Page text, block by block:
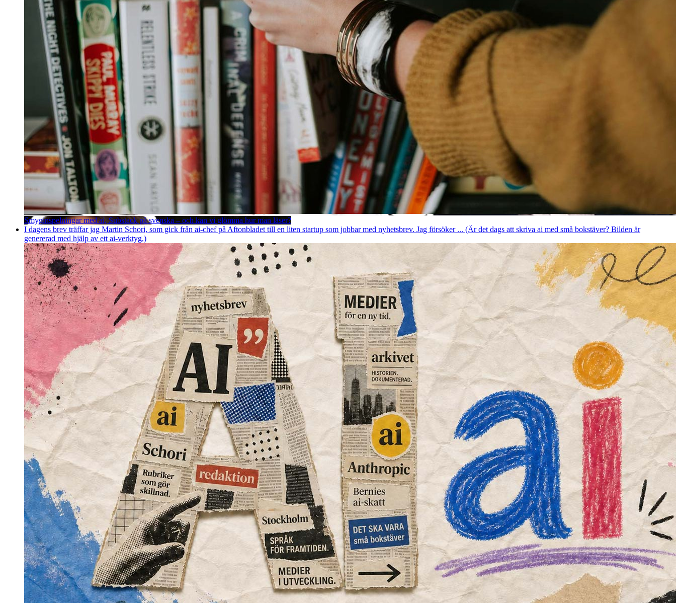
Smyginspelningar med ai, Substack på svenska – och kan vi glömma hur man läser?
I dagens brev träffar jag Martin Schori, som gick från ai-chef på Aftonbladet till en liten startup som jobbar med nyhetsbrev. Jag försöker ... (Är det dags att skriva ai med små bokstäver? Bilden är
genererad med hjälp av ett ai-verktyg.)